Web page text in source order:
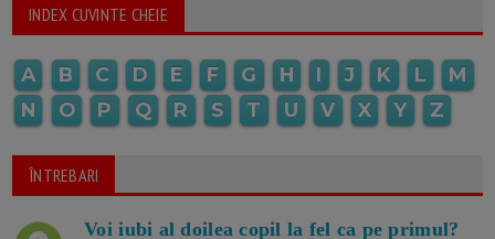
INDEX CUVINTE CHEIE
A B C D E F G H I J K L
M
N
O P Q R S T U V X Y Z
ÎNTREBARI
Voi iubi al doilea copil la fel ca pe primul?